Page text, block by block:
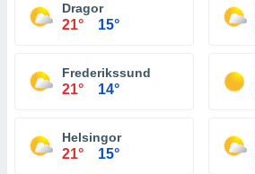
Dragor
21° 15°
Frederikssund
21° 14°
Helsingor
21° 15°